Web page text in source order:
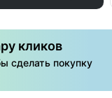
кликов
сделать покупку